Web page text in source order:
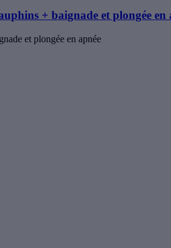
+ baignade et plongée
et plongée en apnée